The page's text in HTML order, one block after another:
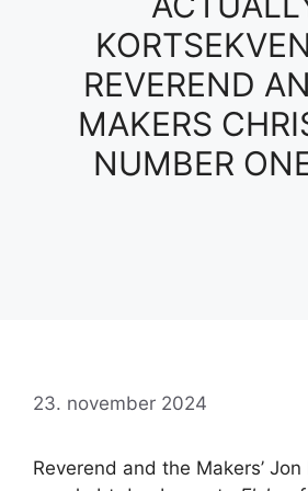
REVEREND
MAKERS
NUMBER
23. november 2024
Reverend and the Makers’